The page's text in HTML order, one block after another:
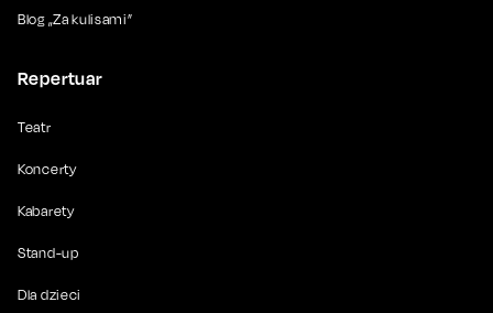
Blog „Za kulisami”
Repertuar
Teatr
Koncerty
Kabarety
Stand-up
Dla dzieci